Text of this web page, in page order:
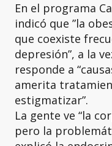
En el programa
indicó que ”la
que coexiste
depresión”, a la
responde a
amerita
estigmatizar”.
La gente ve “la
pero la